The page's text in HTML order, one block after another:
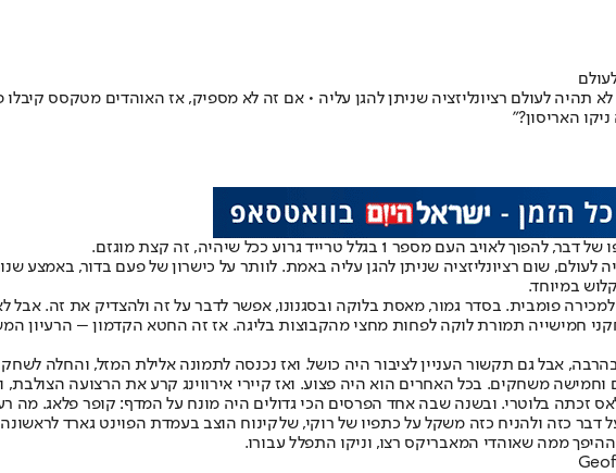
לא תהיה לעולם רציונליזציה שניתן להגן עליה • אם זה לא מספיק, אז האוהדים מטקסס
האריסון?"
להפוך לאויב העם מספר 1 בגלל טרייד גרוע ככל שיהיה, זה קצת מוגזם.
במיוחד.
למכירה פומבית. בסדר גמור, מאסת בלוקה ובסגנונו, אפשר לדבר על זה ולהצדיק את זה.
חמישייה תמורת לוקה לפחות מחצי מהקבוצות בליגה. אז זה החטא הקדמון – הרעיון
אבל גם תקשור העניין לציבור היה כושל. ואז נכנסה לתמונה אלילת המזל, והחלה
משחקים. בכל האחרים הוא היה פצוע. ואז קיירי אירווינג קרע את הרצועה הצולבת,
זכתה בלוטרי. ובשנה שבה אחד הפרסים הכי גדולים היה מונח על המדף: קופר פלאג. מה
דבר כזה ולהניח כזה משקל על כתפיו של רוקי, שלקינוח הוצב בעמדת הפוינט גארד